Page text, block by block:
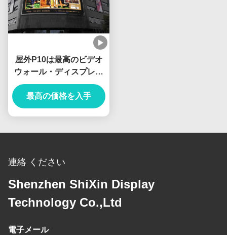
屋外P10は最高のビデオ
ウォール・ディスプレイ
RGB LEDスクリーンを
リフレッシュ レートを導
きました
最高の価格を入手
連絡 ください
Shenzhen ShiXin Display
Technology Co.,Ltd
電子メール